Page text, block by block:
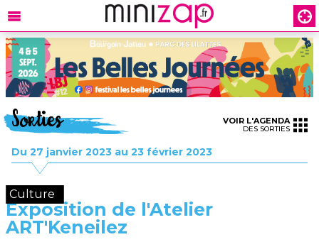
Sorties
Du 27 janvier 2023 au 23 février 2023
VOIR L'AGENDA
DES SORTIES
Culture
Exposition de l'Atelier
ART'Keneilez